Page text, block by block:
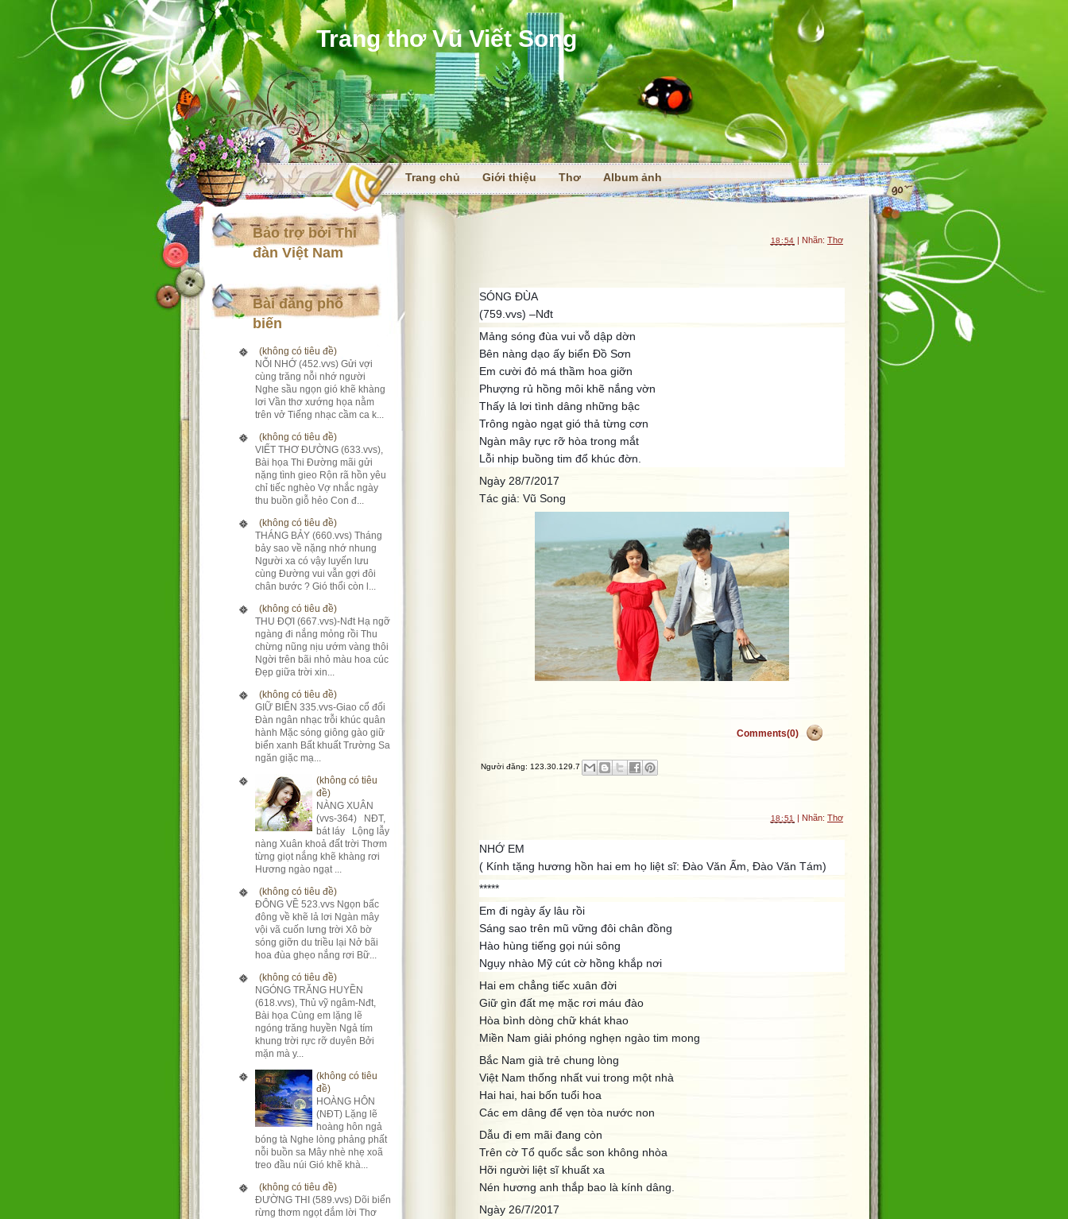
Trang thơ Vũ Viết Song
Trang chủ Giới thiệu Thơ Album ảnh
Bảo trợ bởi Thi
đàn Việt Nam
Bài đăng phổ
biến
(không có tiêu đề)
NỖI NHỚ (452.vvs) Gửi vợi
cùng trăng nỗi nhớ người
Nghe sầu ngọn gió khẽ khàng
lơi Vần thơ xướng họa nằm
trên vở Tiếng nhạc cầm ca k...
(không có tiêu đề)
VIẾT THƠ ĐƯỜNG (633.vvs),
Bài họa Thi Đường mãi gửi
nặng tình gieo Rộn rã hồn yêu
chỉ tiếc nghèo Vợ nhắc ngày
thu buồn giỗ hẻo Con đ...
(không có tiêu đề)
THÁNG BẢY (660.vvs) Tháng
bảy sao về nặng nhớ nhung
Người xa có vậy luyến lưu
cùng Đường vui vẫn gợi đôi
chân bước ? Gió thổi còn l...
(không có tiêu đề)
THU ĐỢI (667.vvs)-Nđt Hạ ngỡ
ngàng đi nắng mỏng rồi Thu
chừng nũng nịu ướm vàng thôi
Ngời trên bãi nhỏ màu hoa cúc
Đẹp giữa trời xin...
(không có tiêu đề)
GIỮ BIỂN 335.vvs-Giao cổ đối
Đàn ngân nhạc trỗi khúc quân
hành Mặc sóng giông gào giữ
biển xanh Bất khuất Trường Sa
ngăn giặc mạ...
(không có tiêu
đề)
NÀNG XUÂN
(vvs-364) NĐT,
bát láy Lộng lẫy
nàng Xuân khoả đất trời Thơm
từng giọt nắng khẽ khàng rơi
Hương ngào ngạt ...
(không có tiêu đề)
ĐÔNG VỀ 523.vvs Ngọn bấc
đông về khẽ lả lơi Ngàn mây
vội vã cuốn lưng trời Xô bờ
sóng giỡn du triều lại Nở bãi
hoa đùa ghẹo nắng rơi Bữ...
(không có tiêu đề)
NGÓNG TRĂNG HUYỀN
(618.vvs), Thủ vỹ ngâm-Nđt,
Bài họa Cùng em lặng lẽ
ngóng trăng huyền Ngả tím
khung trời rực rỡ duyên Bởi
mặn mà y...
(không có tiêu
đề)
HOÀNG HÔN
(NĐT) Lặng lẽ
hoàng hôn ngả
bóng tà Nghe lòng phảng phất
nỗi buồn sa Mây nhè nhẹ xoã
treo đầu núi Gió khẽ khà...
(không có tiêu đề)
ĐƯỜNG THI (589.vvs) Dõi biển
rừng thơm ngọt đắm lời Thơ
18:54 | Nhãn: Thơ
SÓNG ĐÙA
(759.vvs) –Nđt
Mảng sóng đùa vui vỗ dập dờn
Bên nàng dạo ấy biển Đồ Sơn
Em cười đỏ má thầm hoa giỡn
Phượng rủ hồng môi khẽ nắng vờn
Thấy lả lơi tình dâng những bậc
Trông ngào ngạt gió thả từng cơn
Ngàn mây rực rỡ hòa trong mắt
Lỗi nhịp buồng tim đổ khúc đờn.
Ngày 28/7/2017
Tác giả: Vũ Song
Comments(0)
Người đăng: 123.30.129.7
18:51 | Nhãn: Thơ
NHỚ EM
( Kính tặng hương hồn hai em họ liệt sĩ: Đào Văn Ấm, Đào Văn Tám)
*****
Em đi ngày ấy lâu rồi
Sáng sao trên mũ vững đôi chân đồng
Hào hùng tiếng gọi núi sông
Ngụy nhào Mỹ cút cờ hồng khắp nơi
Hai em chẳng tiếc xuân đời
Giữ gìn đất mẹ mặc rơi máu đào
Hòa bình dòng chữ khát khao
Miền Nam giải phóng nghẹn ngào tim mong
Bắc Nam già trẻ chung lòng
Việt Nam thống nhất vui trong một nhà
Hai hai, hai bốn tuổi hoa
Các em dâng để vẹn tòa nước non
Dẫu đi em mãi đang còn
Trên cờ Tổ quốc sắc son không nhòa
Hỡi người liệt sĩ khuất xa
Nén hương anh thắp bao là kính dâng.
Ngày 26/7/2017